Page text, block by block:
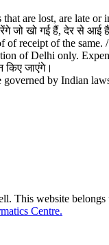
are lost, are late
जो खो गई हैं, देर से
receipt of the same.
of Delhi only.
किए जाएंगे।
by Indian
This website belongs
Centre.